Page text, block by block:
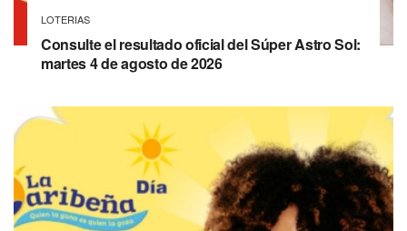
LOTERIAS
Consulte el resultado oficial del Súper Astro Sol:
martes 4 de agosto de 2026